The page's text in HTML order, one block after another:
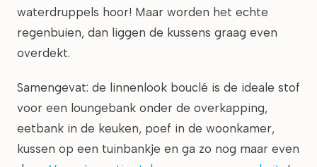
waterdruppels hoor! Maar worden het echte
regenbuien, dan liggen de kussens graag even
overdekt.
Samengevat: de linnenlook bouclé is de ideale stof
voor een loungebank onder de overkapping,
eetbank in de keuken, poef in de woonkamer,
kussen op een tuinbankje en ga zo nog maar even